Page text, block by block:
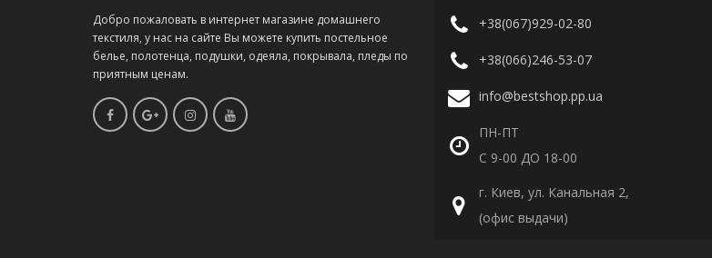
Добро пожаловать в интернет магазине домашнего
текстиля, у нас на сайте Вы можете купить постельное
белье, полотенца, подушки, одеяла, покрывала, пледы по
приятным ценам.
+38(067)929-02-80
+38(066)246-53-07
info@bestshop.pp.ua
ПН-ПТ
С 9-00 ДО 18-00
г. Киев, ул. Канальная 2,
(офис выдачи)